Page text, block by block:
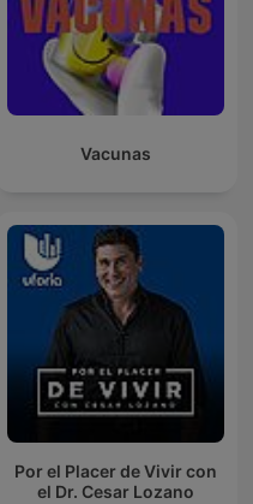
Vacunas
Por el Placer de Vivir con
el Dr. Cesar Lozano